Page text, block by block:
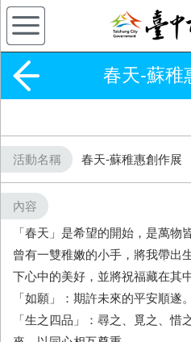
春天-蘇稚
活動名稱 春天-蘇稚惠創作展
內容
「春天」是希望的開始，是萬物
曾有一雙稚嫩的小手，將我帶出
下心中的美好，並將祝福藏在其中
「如願」：期許未來的平安順遂。
「生之四品」：尋之、覓之、